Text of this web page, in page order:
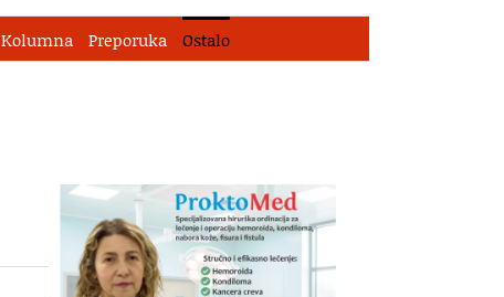
Kolumna Preporuka Ostalo